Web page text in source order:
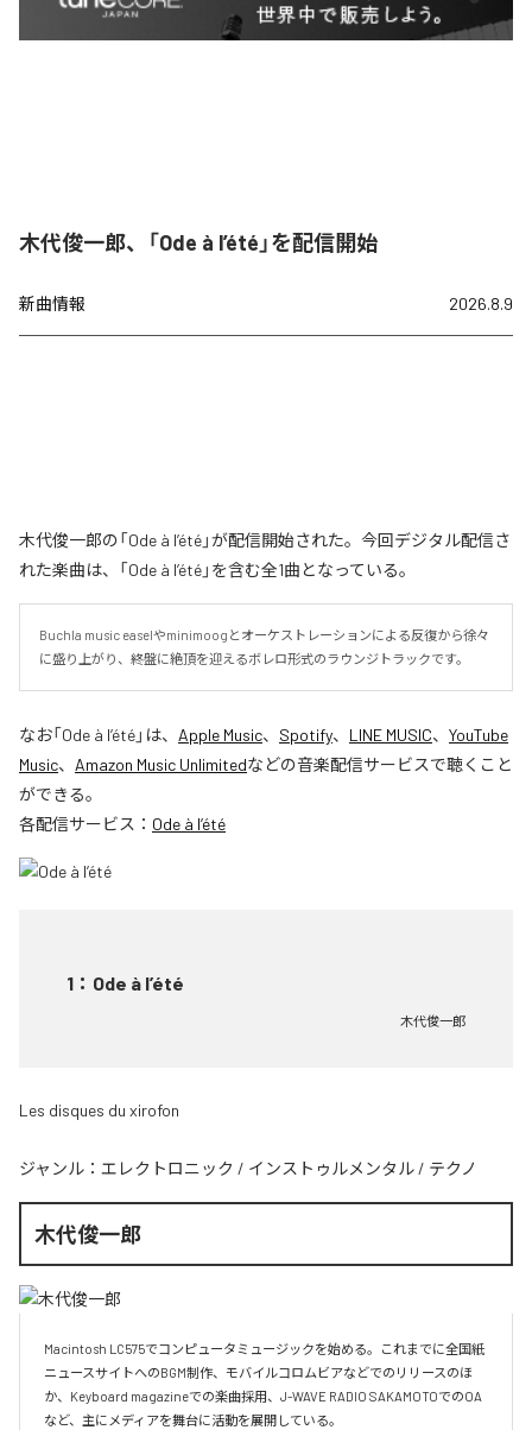
木代俊一郎、「Ode à l’été」を配信開始
新曲情報 2026.8.9
木代俊一郎の「Ode à l’été」が配信開始された。今回デジタル配信さ
れた楽曲は、「Ode à l’été」を含む全1曲となっている。
Buchla music easelやminimoogとオーケストレーションによる反復から徐々
に盛り上がり、終盤に絶頂を迎えるボレロ形式のラウンジトラックです。
なお「Ode à l’été」は、 Apple Music、 Spotify、 LINE MUSIC、 YouTube
Music、 Amazon Music Unlimitedなどの音楽配信サービスで聴くこと
ができる。
各配信サービス： Ode à l’été
1 ： Ode à l’été
木代俊一郎
Les disques du xirofon
ジャンル： エレクトロニック / インストゥルメンタル / テクノ
木代俊一郎
Macintosh LC575でコンピュータミュージックを始める。これまでに全国紙
ニュースサイトへのBGM制作、モバイルコロムビアなどでのリリースのほ
か、Keyboard magazineでの楽曲採用、J-WAVE RADIO SAKAMOTOでのOA
など、主にメディアを舞台に活動を展開している。